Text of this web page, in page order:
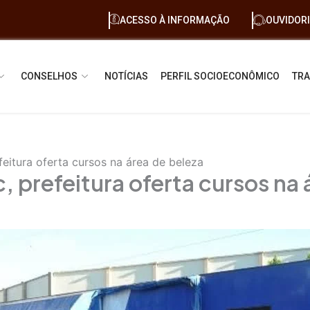
ACESSO À INFORMAÇÃO
CONSELHOS NOTÍCIAS PERFIL SOCIOECONÔMICO
oferta cursos na área de beleza
prefeitura oferta cursos na